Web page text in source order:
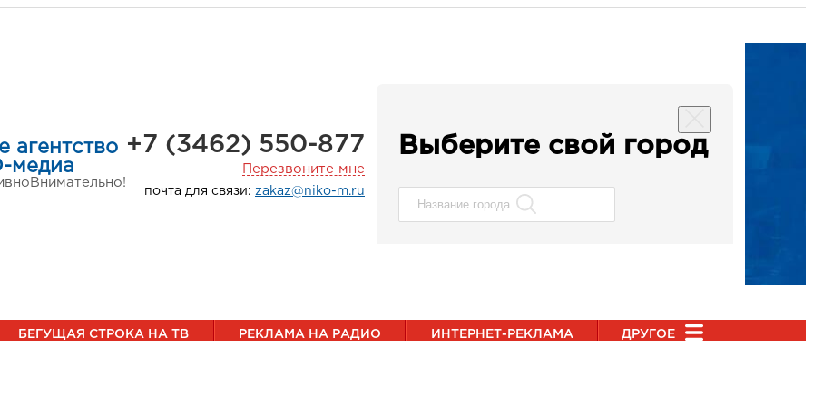
агентство
медиа
Внимательно!
+7 (3462) 550-877
Перезвоните мне
почта для связи: zakaz@niko-m.ru
Выберите свой город
БЕГУЩАЯ СТРОКА НА ТВ РЕКЛАМА НА РАДИО ИНТЕРНЕТ-РЕКЛАМА ДРУГОЕ